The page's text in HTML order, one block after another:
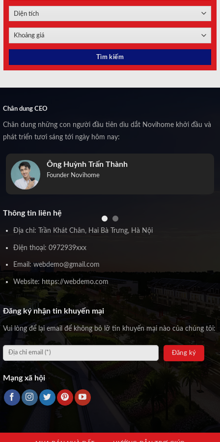
Chân dung CEO
Chân dung những con người đầu tiên dìu dắt Novihome khởi đầu và
phát triển tươi sáng tới ngày hôm nay:
Ông Huỳnh Trấn Thành
Founder Novihome
Thông tin liên hệ
Địa chỉ: Trần Khát Chân, Hai Bà Trưng, Hà Nội
Điện thoại: 0972939xxx
Email: webdemo@gmail.com
Website: https://webdemo.com
Đăng ký nhận tin khuyến mại
Vui lòng để lại email để không bỏ lỡ tin khuyến mại nào của chúng tôi:
Mạng xã hội